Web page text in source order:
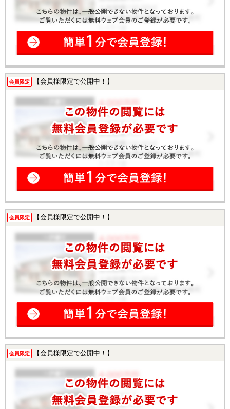
会員限定 【会員様限定で公開中！】
会員限定 【会員様限定で公開中！】
会員限定 【会員様限定で公開中！】